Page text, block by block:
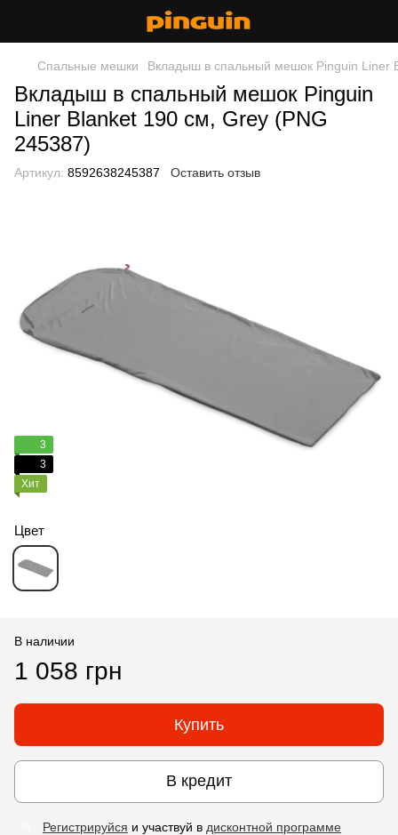
Спальные мешки Вкладыш в спальный мешок Pinguin Liner
Вкладыш в спальный мешок Pinguin
Liner Blanket 190 см, Grey (PNG
245387)
Артикул: 8592638245387 Оставить отзыв
3
3
Хит
Цвет
В наличии
1 058 грн
Купить
В кредит
Регистрируйся и участвуй в дисконтной программе